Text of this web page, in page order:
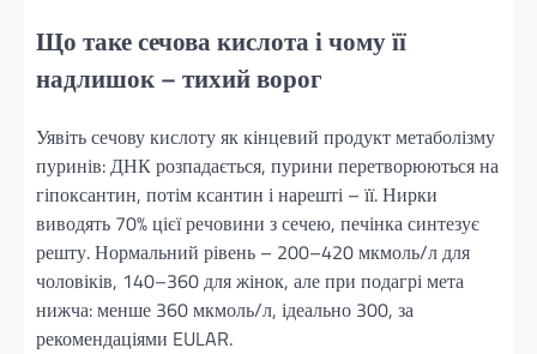
Що таке сечова кислота і чому її
надлишок – тихий ворог
Уявіть сечову кислоту як кінцевий продукт метаболізму
пуринів: ДНК розпадається, пурини перетворюються на
гіпоксантин, потім ксантин і нарешті – її. Нирки
виводять 70% цієї речовини з сечею, печінка синтезує
решту. Нормальний рівень – 200–420 мкмоль/л для
чоловіків, 140–360 для жінок, але при подагрі мета
нижча: менше 360 мкмоль/л, ідеально 300, за
рекомендаціями EULAR.